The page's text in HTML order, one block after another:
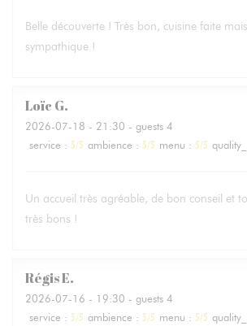
Belle découverte ! Très bon, cuisine faite
sympathique !
Loïc G
2026-07-18 - 21:30 - guests 4
service : 5/5 ambience : 5/5 menu : 5/5
Un accueil très agréable, de bon conseil et
très bons !
RégisE
2026-07-16 - 19:30 - guests 4
service : 5/5 ambience : 5/5 menu : 5/5